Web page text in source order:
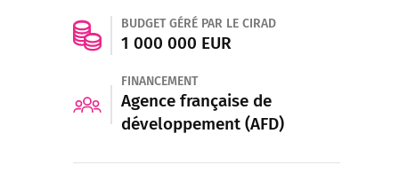
BUDGET GÉRÉ PAR LE CIRAD
1 000 000 EUR
FINANCEMENT
Agence française de
développement (AFD)